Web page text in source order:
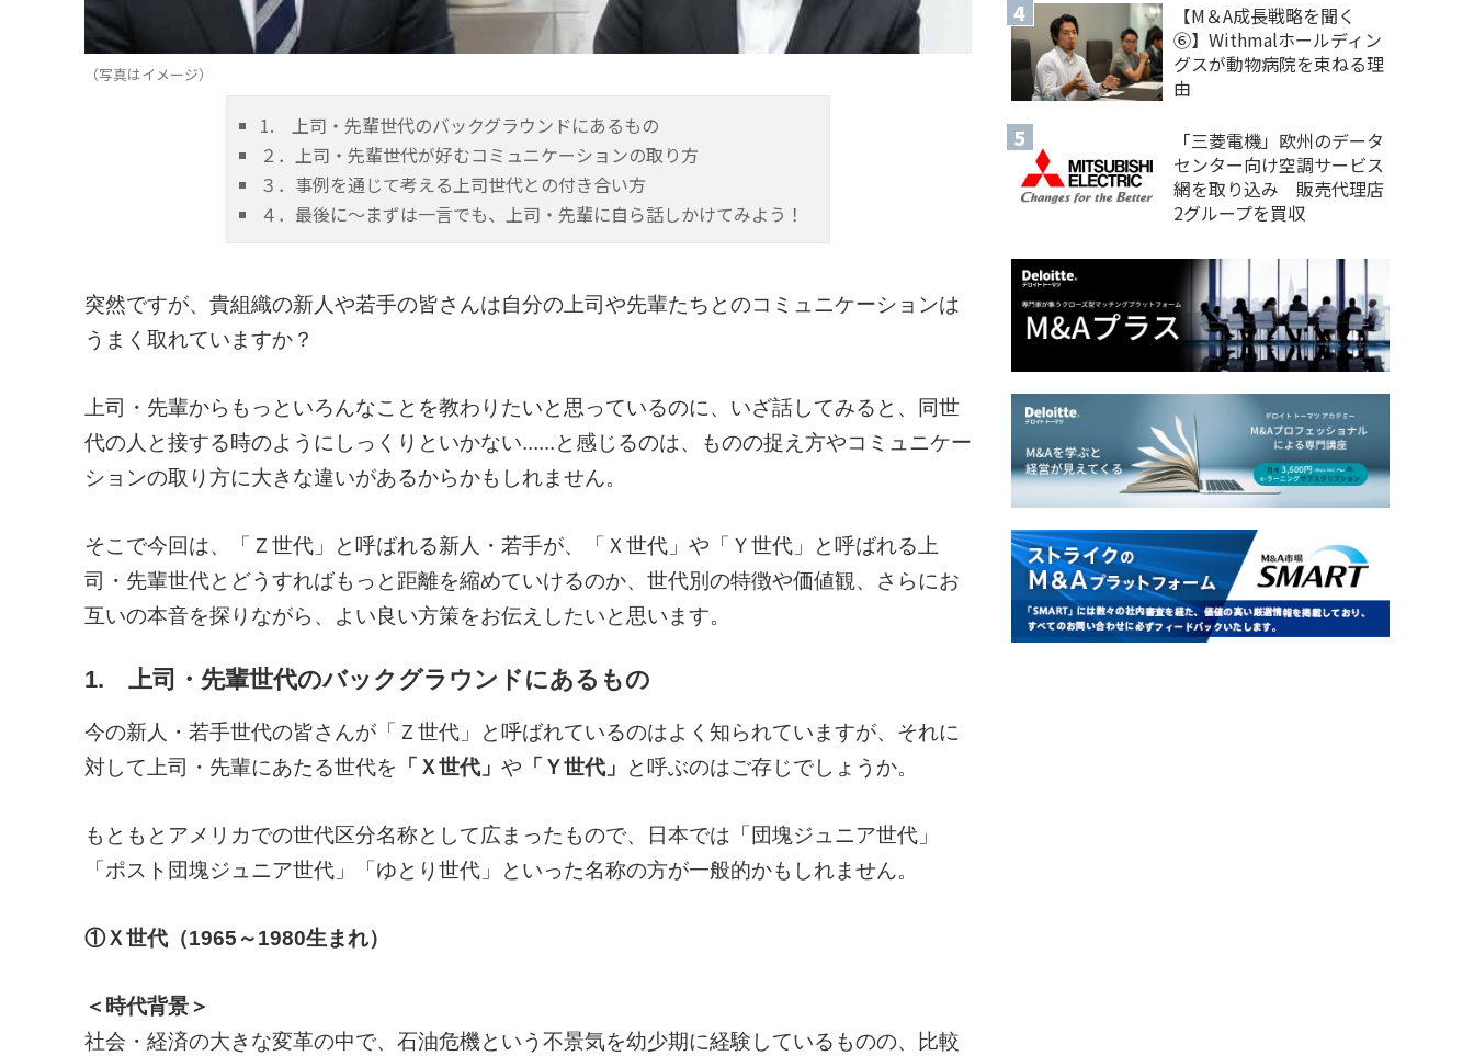
（写真はイメージ）
1. 上司・先輩世代のバックグラウンドにあるもの
２．上司・先輩世代が好むコミュニケーションの取り方
３．事例を通じて考える上司世代との付き合い方
４．最後に～まずは一言でも、上司・先輩に自ら話しかけてみよう！
突然ですが、貴組織の新人や若手の皆さんは自分の上司や先輩たちとのコミュニケーションは
うまく取れていますか？
上司・先輩からもっといろんなことを教わりたいと思っているのに、いざ話してみると、同世
代の人と接する時のようにしっくりといかない......と感じるのは、ものの捉え方やコミュニケー
ションの取り方に大きな違いがあるからかもしれません。
そこで今回は、「Ｚ世代」と呼ばれる新人・若手が、「Ｘ世代」や「Ｙ世代」と呼ばれる上
司・先輩世代とどうすればもっと距離を縮めていけるのか、世代別の特徴や価値観、さらにお
互いの本音を探りながら、よい良い方策をお伝えしたいと思います。
1. 上司・先輩世代のバックグラウンドにあるもの
今の新人・若手世代の皆さんが「Ｚ世代」と呼ばれているのはよく知られていますが、それに
対して上司・先輩にあたる世代を 「Ｘ世代」 や 「Ｙ世代」 と呼ぶのはご存じでしょうか。
もともとアメリカでの世代区分名称として広まったもので、日本では「団塊ジュニア世代」
「ポスト団塊ジュニア世代」「ゆとり世代」といった名称の方が一般的かもしれません。
①Ｘ世代（1965～1980生まれ）
＜時代背景＞
社会・経済の大きな変革の中で、石油危機という不景気を幼少期に経験しているものの、比較
【M＆A 成長戦略を聞く
⑥】Withmalホールディン
グスが動物病院を束ねる理
由
「三菱電機」欧州のデータ
センター向け空調サービス
網を取り込み 販売代理店
2グループを買収